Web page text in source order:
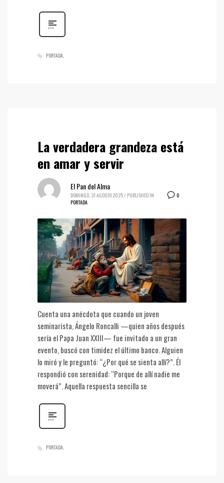
PORTADA
La verdadera grandeza está
en amar y servir
0
El Pan del Alma
DOMINGO, 31 AGOSTO 2025/ PUBLISHED IN
PORTADA
Cuenta una anécdota que cuando un joven
seminarista, Ángelo Roncalli —quien años después
sería el Papa Juan XXIII— fue invitado a un gran
evento, buscó con timidez el último banco. Alguien
lo miró y le preguntó: “¿Por qué se sienta allí?”. Él
respondió con serenidad: “Porque de allí nadie me
moverá”. Aquella respuesta sencilla se
PORTADA